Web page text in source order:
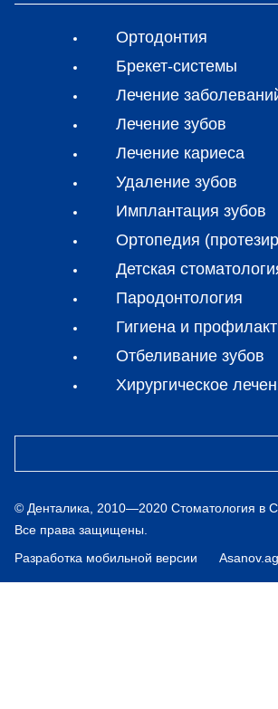
Ортодонтия
Брекет-системы
Лечение
Лечение зубов
Лечение кариеса
Удаление зубов
Имплантация зубов
Ортопедия
Детская
Пародонтология
Гигиена и
Отбеливание зубов
Хирургическое
© Денталика, 2010—2020 Стоматология в
Все права защищены.
Разработка мобильной версии